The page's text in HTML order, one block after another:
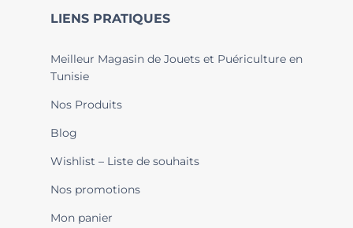
LIENS PRATIQUES
Meilleur Magasin de Jouets et Puériculture en
Tunisie
Nos Produits
Blog
Wishlist – Liste de souhaits
Nos promotions
Mon panier